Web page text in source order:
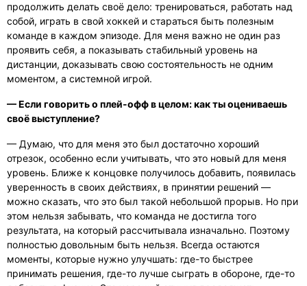
продолжить делать своё дело: тренироваться, работать над
собой, играть в свой хоккей и стараться быть полезным
команде в каждом эпизоде. Для меня важно не один раз
проявить себя, а показывать стабильный уровень на
дистанции, доказывать свою состоятельность не одним
моментом, а системной игрой.
— Если говорить о плей-офф в целом: как ты оцениваешь
своё выступление?
— Думаю, что для меня это был достаточно хороший
отрезок, особенно если учитывать, что это новый для меня
уровень. Ближе к концовке получилось добавить, появилась
уверенность в своих действиях, в принятии решений —
можно сказать, что это был такой небольшой прорыв. Но при
этом нельзя забывать, что команда не достигла того
результата, на который рассчитывала изначально. Поэтому
полностью довольным быть нельзя. Всегда остаются
моменты, которые нужно улучшать: где-то быстрее
принимать решения, где-то лучше сыграть в обороне, где-то